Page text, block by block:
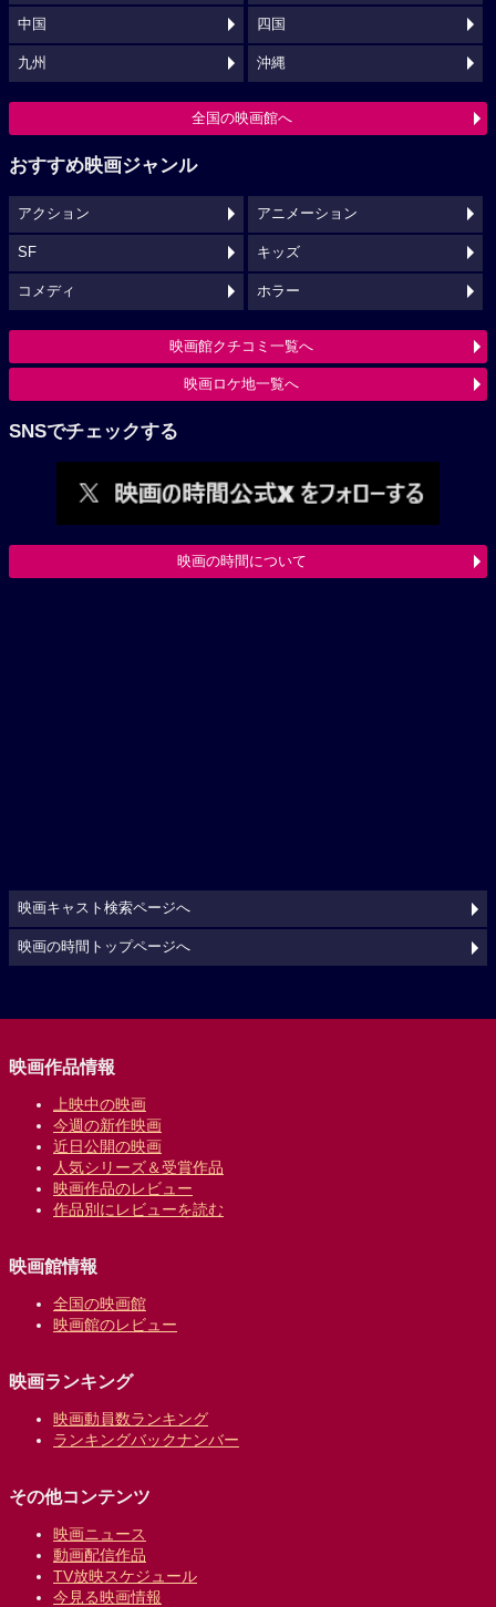
中国 四国
九州 沖縄
全国の映画館へ
おすすめ映画ジャンル
アクション アニメーション
SF キッズ
コメディ ホラー
映画館クチコミ一覧へ
映画ロケ地一覧へ
SNSでチェックする
映画の時間について
映画キャスト検索ページへ
映画の時間トップページへ
映画作品情報
上映中の映画
今週の新作映画
近日公開の映画
人気シリーズ＆受賞作品
映画作品のレビュー
作品別にレビューを読む
映画館情報
全国の映画館
映画館のレビュー
映画ランキング
映画動員数ランキング
ランキングバックナンバー
その他コンテンツ
映画ニュース
動画配信作品
TV放映スケジュール
今見る映画情報